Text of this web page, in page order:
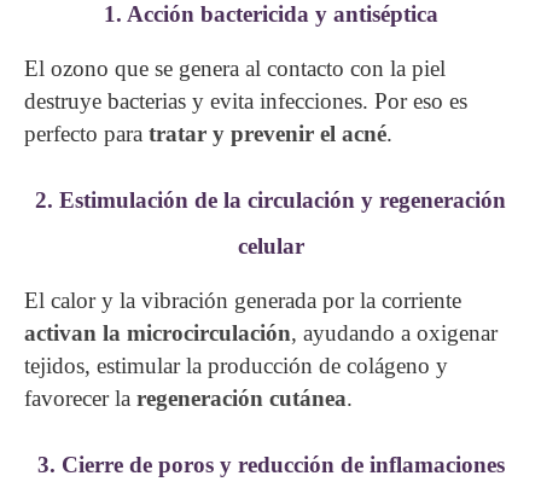
1. Acción bactericida y antiséptica
El ozono que se genera al contacto con la piel
destruye bacterias y evita infecciones. Por eso es
perfecto para tratar y prevenir el acné.
2. Estimulación de la circulación y regeneración
celular
El calor y la vibración generada por la corriente
activan la microcirculación, ayudando a oxigenar
tejidos, estimular la producción de colágeno y
favorecer la regeneración cutánea.
3. Cierre de poros y reducción de inflamaciones